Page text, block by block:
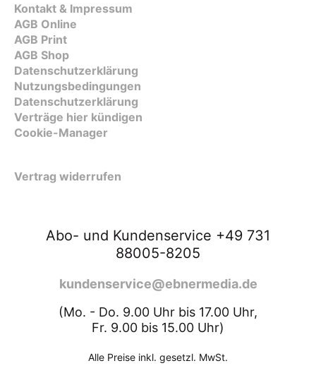
Kontakt & Impressum
AGB Online
AGB Print
AGB Shop
Datenschutzerklärung
Nutzungsbedingungen
Datenschutzerklärung
Verträge hier kündigen
Cookie-Manager
Vertrag widerrufen
Abo- und Kundenservice +49 731
88005-8205
kundenservice@ebnermedia.de
(Mo. - Do. 9.00 Uhr bis 17.00 Uhr,
Fr. 9.00 bis 15.00 Uhr)
Alle Preise inkl. gesetzl. MwSt.